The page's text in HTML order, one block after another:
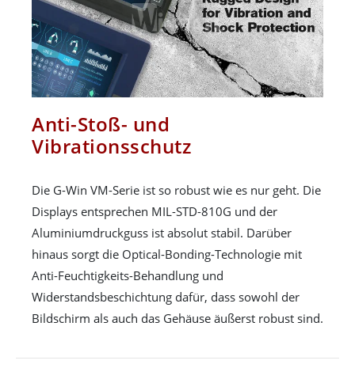
Anti-Stoß- und
Vibrationsschutz
Die G-Win VM-Serie ist so robust wie es nur geht. Die
Displays entsprechen MIL-STD-810G und der
Aluminiumdruckguss ist absolut stabil. Darüber
hinaus sorgt die Optical-Bonding-Technologie mit
Anti-Feuchtigkeits-Behandlung und
Widerstandsbeschichtung dafür, dass sowohl der
Bildschirm als auch das Gehäuse äußerst robust sind.